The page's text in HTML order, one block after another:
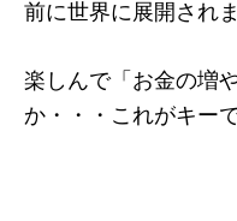
前に世界に展開されま
楽しんで「お金の増
か・・・これがキーで